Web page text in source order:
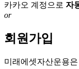
카카오 계정으로 자
or
회원가입
미래에셋자산운용